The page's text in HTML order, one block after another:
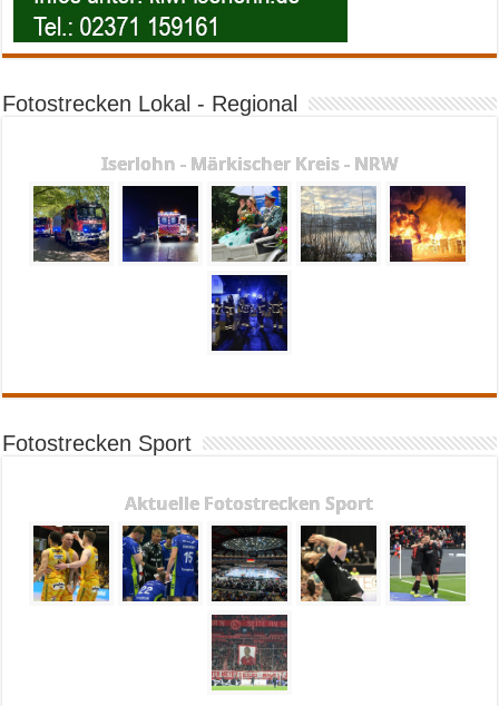
Fotostrecken Lokal - Regional
Iserlohn - Märkischer Kreis - NRW
Fotostrecken Sport
Aktuelle Fotostrecken Sport